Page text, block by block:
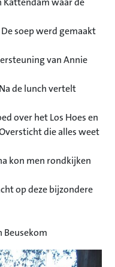
Kattendam waar de
soep werd gemaakt
van Annie
de lunch vertelt
over het Los Hoes en
die alles weet
kon men rondkijken
op deze bijzondere
Beusekom